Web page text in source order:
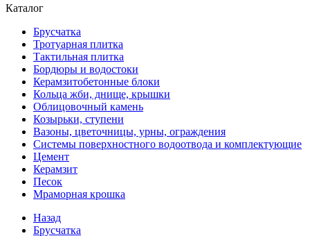
Каталог
Брусчатка
Тротуарная плитка
Тактильная плитка
Бордюры и водостоки
Керамзитобетонные блоки
Кольца жби, днище, крышки
Облицовочный камень
Козырьки, ступени
Вазоны, цветочницы, урны, ограждения
Системы поверхностного водоотвода и комплектующие
Цемент
Керамзит
Песок
Мраморная крошка
Назад
Брусчатка